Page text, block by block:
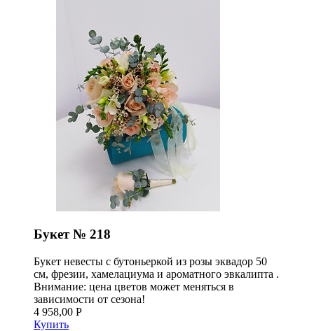
Букет № 218
Букет невесты с бутоньеркой из розы эквадор 50
см, фрезии, хамелациума и ароматного эвкалипта .
Внимание: цена цветов может меняться в
зависимости от сезона!
4 958,00 Р
Купить